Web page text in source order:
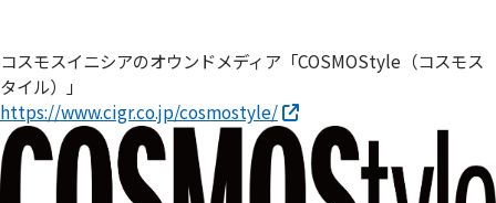
コスモスイニシアのオウンドメディア「COSMOStyle（コスモス
タイル）」
https://www.cigr.co.jp/cosmostyle/